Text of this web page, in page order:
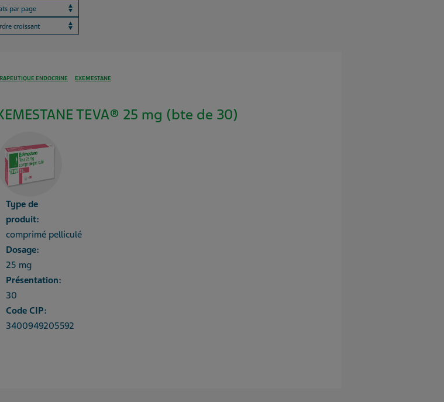
page
ENDOCRINE EXEMESTANE
TEVA® 25 mg (bte de 30)
Type de
produit:
comprimé pelliculé
Dosage:
25 mg
Présentation:
30
Code CIP:
3400949205592